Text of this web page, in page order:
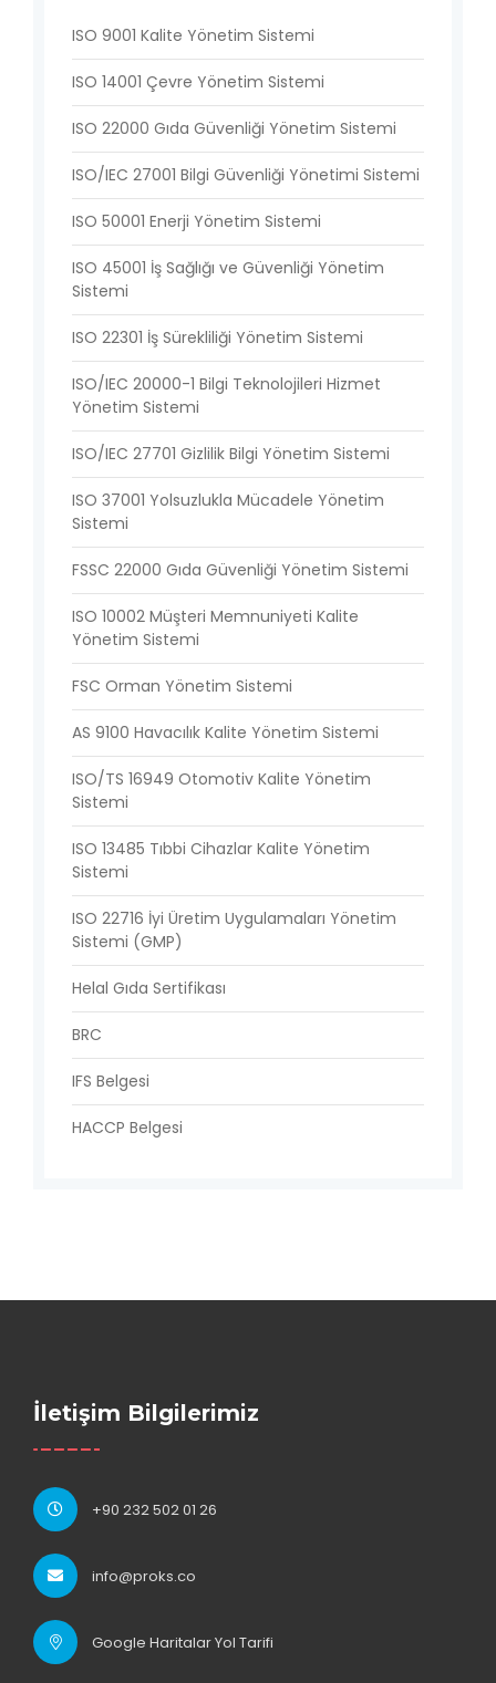
ISO 9001 Kalite Yönetim Sistemi
ISO 14001 Çevre Yönetim Sistemi
ISO 22000 Gıda Güvenliği Yönetim Sistemi
ISO/IEC 27001 Bilgi Güvenliği Yönetimi Sistemi
ISO 50001 Enerji Yönetim Sistemi
ISO 45001 İş Sağlığı ve Güvenliği Yönetim
Sistemi
ISO 22301 İş Sürekliliği Yönetim Sistemi
ISO/IEC 20000-1 Bilgi Teknolojileri Hizmet
Yönetim Sistemi
ISO/IEC 27701 Gizlilik Bilgi Yönetim Sistemi
ISO 37001 Yolsuzlukla Mücadele Yönetim
Sistemi
FSSC 22000 Gıda Güvenliği Yönetim Sistemi
ISO 10002 Müşteri Memnuniyeti Kalite
Yönetim Sistemi
FSC Orman Yönetim Sistemi
AS 9100 Havacılık Kalite Yönetim Sistemi
ISO/TS 16949 Otomotiv Kalite Yönetim
Sistemi
ISO 13485 Tıbbi Cihazlar Kalite Yönetim
Sistemi
ISO 22716 İyi Üretim Uygulamaları Yönetim
Sistemi (GMP)
Helal Gıda Sertifikası
BRC
IFS Belgesi
HACCP Belgesi
İletişim Bilgilerimiz
+90 232 502 01 26
info@proks.co
Google Haritalar Yol Tarifi